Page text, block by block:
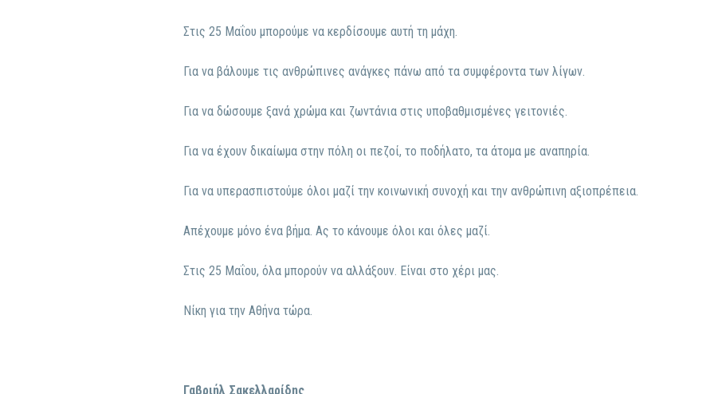
Στις 25 Μαΐου μπορούμε να κερδίσουμε αυτή τη μάχη.
Για να βάλουμε τις ανθρώπινες ανάγκες πάνω από τα συμφέροντα των λίγων.
Για να δώσουμε ξανά χρώμα και ζωντάνια στις υποβαθμισμένες γειτονιές.
Για να έχουν δικαίωμα στην πόλη οι πεζοί, το ποδήλατο, τα άτομα με αναπηρία.
Για να υπερασπιστούμε όλοι μαζί την κοινωνική συνοχή και την ανθρώπινη αξιοπρέπεια.
Απέχουμε μόνο ένα βήμα. Ας το κάνουμε όλοι και όλες μαζί.
Στις 25 Μαΐου, όλα μπορούν να αλλάξουν. Είναι στο χέρι μας.
Νίκη για την Αθήνα τώρα.
Γαβριήλ Σακελλαρίδης